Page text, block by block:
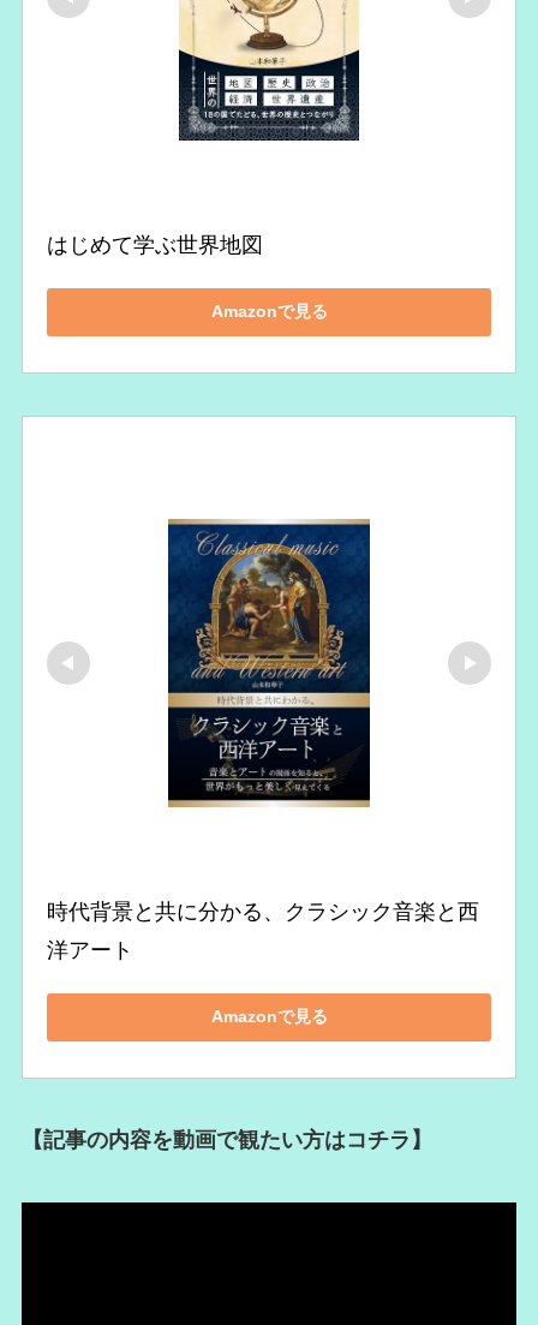
はじめて学ぶ世界地図
Amazonで見る
時代背景と共に分かる、クラシック音楽と西
洋アート
Amazonで見る
【記事の内容を動画で観たい方はコチラ】